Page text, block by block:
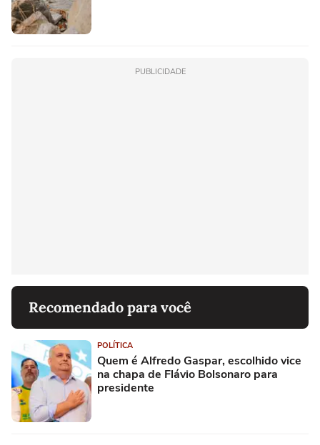
PUBLICIDADE
Recomendado para você
POLÍTICA
Quem é Alfredo Gaspar, escolhido vice
na chapa de Flávio Bolsonaro para
presidente